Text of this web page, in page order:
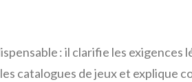
: il clarifie les exigences
catalogues de jeux et explique